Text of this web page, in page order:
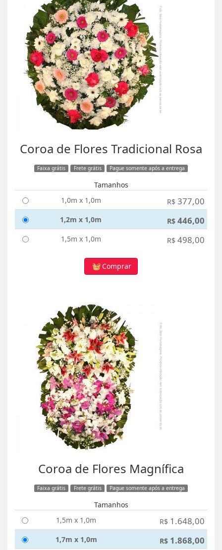
Coroa de Flores Tradicional Rosa
Faixa grátis Frete grátis Pague somente após a entrega
Tamanhos
1,0m x 1,0m
R$ 377,00
1,2m x 1,0m R$ 446,00
1,5m x 1,0m R$ 498,00
Comprar
Coroa de Flores Magnífica
Faixa grátis Frete grátis Pague somente após a entrega
Tamanhos
1,5m x 1,0m
R$ 1.648,00
1,7m x 1,0m R$ 1.868,00